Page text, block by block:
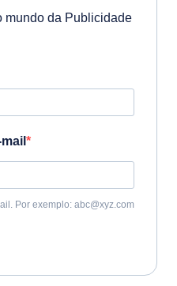
mundo da Publicidade
Por exemplo: abc@xyz.com